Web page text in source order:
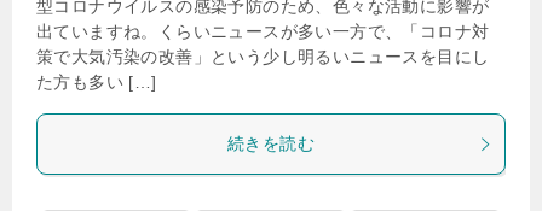
型コロナウイルスの感染予防のため、色々な活動に影響が
出ていますね。くらいニュースが多い一方で、「コロナ対
策で大気汚染の改善」という少し明るいニュースを目にし
た方も多い […]
続きを読む